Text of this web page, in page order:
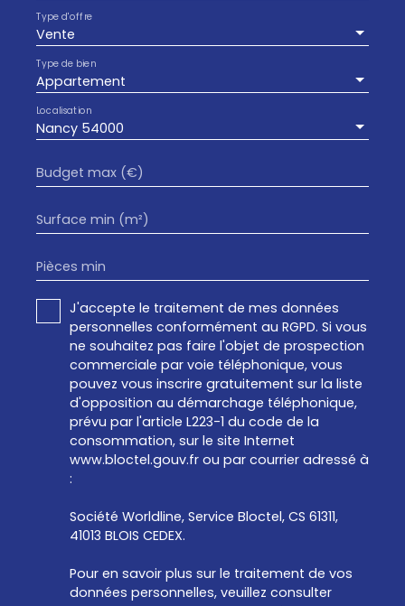
Vente
Type d'offre
Appartement
Type de bien
Nancy 54000
Localisation
Budget max (€)
Surface min (m²)
Pièces min
J'accepte le traitement de mes données
personnelles conformément au RGPD. Si vous
ne souhaitez pas faire l'objet de prospection
commerciale par voie téléphonique, vous
pouvez vous inscrire gratuitement sur la liste
d'opposition au démarchage téléphonique,
prévu par l'article L223-1 du code de la
consommation, sur le site Internet
www.bloctel.gouv.fr ou par courrier adressé à
:
Société Worldline, Service Bloctel, CS 61311,
41013 BLOIS CEDEX.
Pour en savoir plus sur le traitement de vos
données personnelles, veuillez consulter